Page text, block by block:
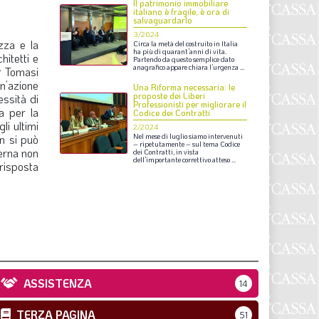
e la
e
di
per la
ultimi
si può
non
Il patrimonio immobiliare
italiano è fragile, è ora di
salvaguardarlo
3/2024
Circa la metà del costruitoin Italia
ha più di quarant’anni di vita.
Partendoda questosemplicedato
anagraficoapparechiara l’urgenza
Una Riforma necessaria: le
proposte dei Liberi
Professionisti per migliorare il
Codice dei Contratti
2/2024
Nel mesedi lugliosiamointervenuti
– ripetutamente–sul tema Codice
dei Contratti, in vista
dell’importantecorrettivoatteso
ASSISTENZA 14
TERZA PAGINA 51